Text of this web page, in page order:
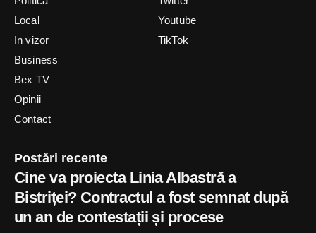
Local
In vizor
Business
Bex TV
Opinii
Contact
Youtube
TikTok
Postări recente
Cine va proiecta Linia Albastră a
Bistriței? Contractul a fost semnat după
un an de contestații și procese